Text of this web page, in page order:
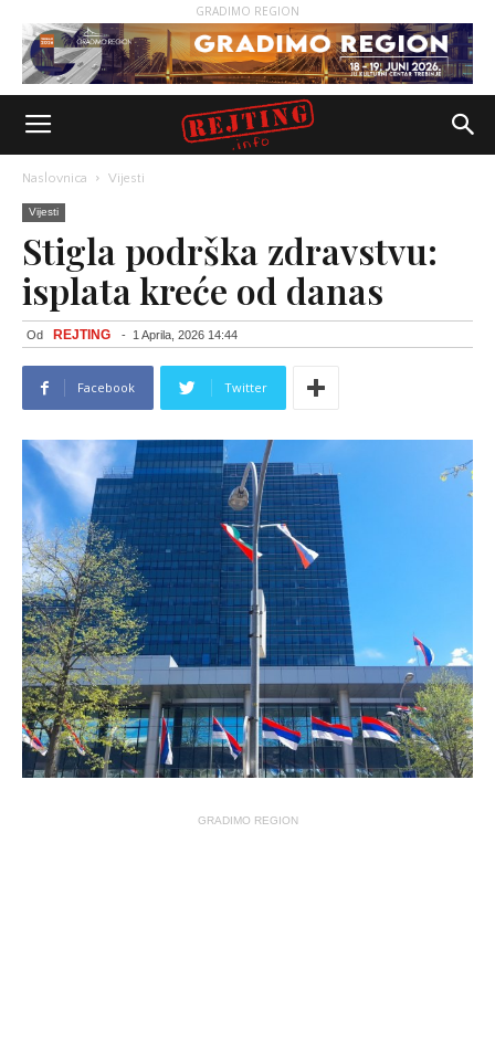
GRADIMO REGION
Naslovnica Vijesti
Vijesti
Stigla podrška zdravstvu:
isplata kreće od danas
Od REJTING - 1 Aprila, 2026 14:44
Facebook Twitter
GRADIMO REGION